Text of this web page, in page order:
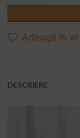
expresia chipului
Adaugă în
DESCRIERE